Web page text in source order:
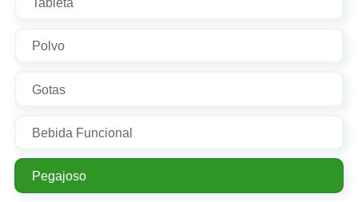
Tableta
Polvo
Gotas
Bebida Funcional
Pegajoso